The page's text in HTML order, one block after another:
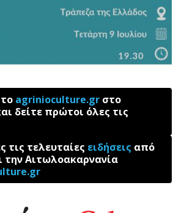
agrinioculture.gr στο
δείτε πρώτοι όλες τις
τις τελευταίες ειδήσεις από
την Αιτωλοακαρνανία